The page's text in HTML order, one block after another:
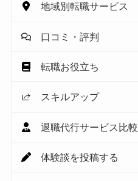
地域別転職サービス
口コミ・評判
転職お役立ち
スキルアップ
退職代行サービス比較
体験談を投稿する